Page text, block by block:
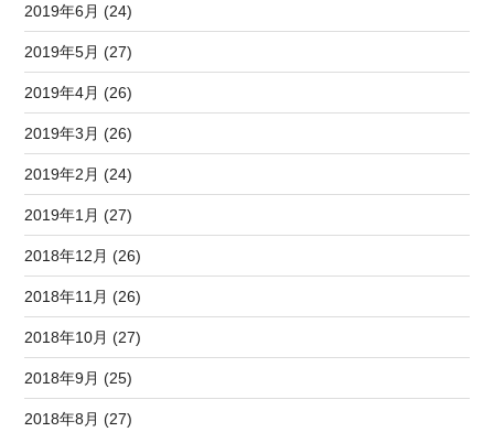
2019年6月 (24)
2019年5月 (27)
2019年4月 (26)
2019年3月 (26)
2019年2月 (24)
2019年1月 (27)
2018年12月 (26)
2018年11月 (26)
2018年10月 (27)
2018年9月 (25)
2018年8月 (27)